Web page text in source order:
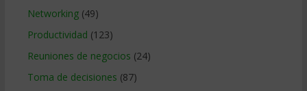
Networking(49)
Productividad (123)
Reuniones de negocios (24)
Toma de decisiones (87)